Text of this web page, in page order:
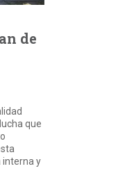
de
que
interna y